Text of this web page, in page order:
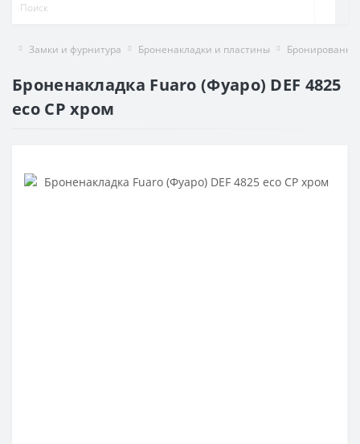
Замки и фурнитура Броненакладки и пластины
Броненакладка Fuaro (Фуаро) DEF 4825
eco CP хром